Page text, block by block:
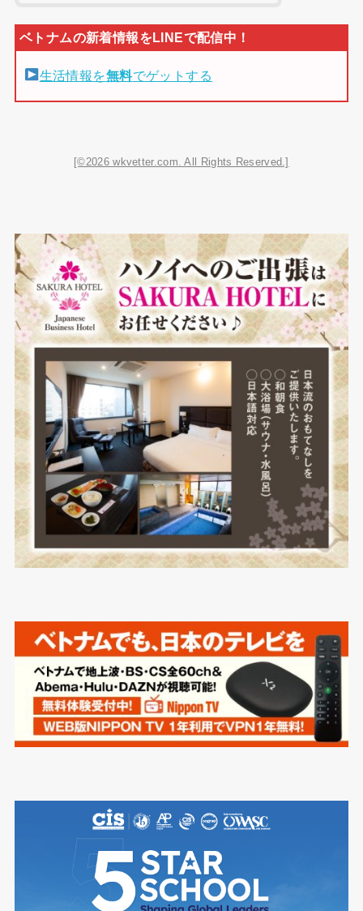
生活情報を無料でゲットする
[©2026 wkvetter.com. All Rights Reserved.]